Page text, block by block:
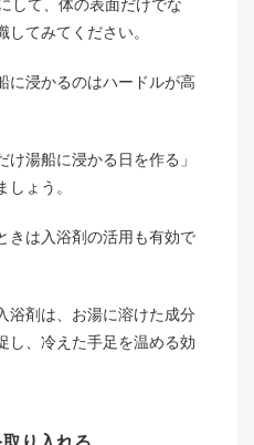
して、体の表面だけでな
してみてください。
に浸かるのはハードルが高
湯船に浸かる日を作る」
ょう。
きは入浴剤の活用も有効で
浴剤は、お湯に溶けた成分
し、冷えた手足を温める効